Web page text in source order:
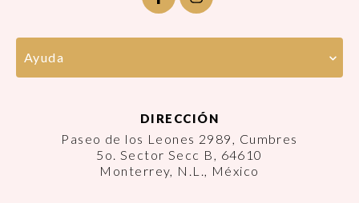
Ayuda
DIRECCIÓN
Paseo de los Leones 2989, Cumbres
5o. Sector Secc B, 64610
Monterrey, N.L., México